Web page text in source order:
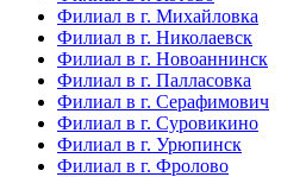
Филиал в г. Михайловка
Филиал в г. Николаевск
Филиал в г. Новоаннинск
Филиал в г. Палласовка
Филиал в г. Серафимович
Филиал в г. Суровикино
Филиал в г. Урюпинск
Филиал в г. Фролово